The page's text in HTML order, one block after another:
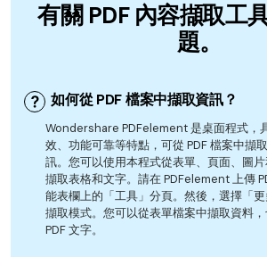
有關 PDF 內容擷取工
題。
如何從 PDF 檔案中擷取資訊？
Wondershare PDFelement 是桌面程式，
效、功能可靠等特點，可從 PDF 檔案中擷
訊。您可以使用本程式從表單、頁面、圖片
擷取表格和文字。請在 PDFelement 上傳
能表欄上的「工具」分頁。然後，選擇「
擷取模式。您可以從表單檔案中擷取資料
PDF 文字。